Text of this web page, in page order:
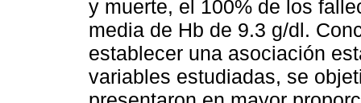
y muerte, el 100% de los
media de Hb de 9.3 g/dl.
establecer una asociación
variables estudiadas, se